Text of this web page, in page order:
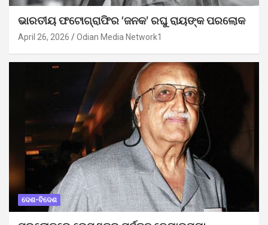
ଭାରତୀୟ ଫଟୋଗ୍ରାଫିର ‘ଜନକ’ ରଘୁ ରାୟଙ୍କ ପରଲୋକ
April 26, 2026 Odian Media Network1
ଦେଶ-ବିଦେଶ